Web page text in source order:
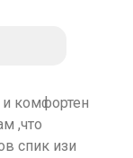
и комфортен
,что
спик изи